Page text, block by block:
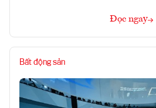
Đọc ngay
Bất động sản